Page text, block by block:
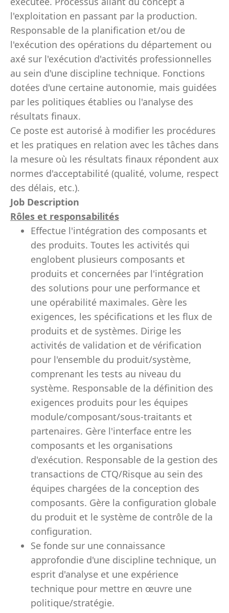
l'exploitation en passant par la production.
Responsable de la planification et/ou de
l'exécution des opérations du département ou
axé sur l'exécution d'activités professionnelles
au sein d'une discipline technique. Fonctions
dotées d'une certaine autonomie, mais guidées
par les politiques établies ou l'analyse des
résultats finaux.
Ce poste est autorisé à modifier les procédures
et les pratiques en relation avec les tâches dans
la mesure où les résultats finaux répondent aux
normes d'acceptabilité (qualité, volume, respect
des délais, etc.).
Job Description
Rôles et responsabilités
Effectue l'intégration des composants et
des produits. Toutes les activités qui
englobent plusieurs composants et
produits et concernées par l'intégration
des solutions pour une performance et
une opérabilité maximales. Gère les
exigences, les spécifications et les flux de
produits et de systèmes. Dirige les
activités de validation et de vérification
pour l'ensemble du produit/système,
comprenant les tests au niveau du
système. Responsable de la définition des
exigences produits pour les équipes
module/composant/sous-traitants et
partenaires. Gère l'interface entre les
composants et les organisations
d'exécution. Responsable de la gestion des
transactions de CTQ/Risque au sein des
équipes chargées de la conception des
composants. Gère la configuration globale
du produit et le système de contrôle de la
configuration.
Se fonde sur une connaissance
approfondie d'une discipline technique, un
esprit d'analyse et une expérience
technique pour mettre en œuvre une
politique/stratégie.